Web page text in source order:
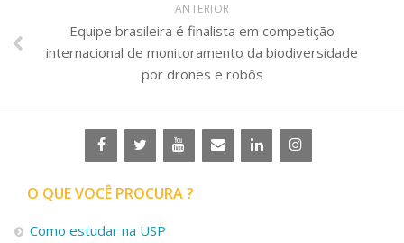
ANTERIOR
Equipe brasileira é finalista em competição
internacional de monitoramento da biodiversidade
por drones e robôs
O QUE VOCÊ PROCURA ?
Como estudar na USP